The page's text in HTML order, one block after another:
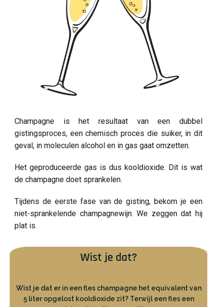
Champagne is het resultaat van een dubbel
gistingsproces, een chemisch proces die suiker, in dit
geval, in moleculen alcohol en in gas gaat omzetten.
Het geproduceerde gas is dus kooldioxide. Dit is wat
de champagne doet sprankelen.
Tijdens de eerste fase van de gisting, bekom je een
niet-sprankelende champagnewijn. We zeggen dat hij
plat is.
Wist je dat?
Wist je dat er in een fles champagne het equivalent van
5 liter opgelost kooldioxide zit? Terwijl een fles een